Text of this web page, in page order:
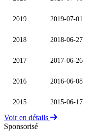
2019 2019-07-01
2018 2018-06-27
2017 2017-06-26
2016 2016-06-08
2015 2015-06-17
Voir en détails
Sponsorisé